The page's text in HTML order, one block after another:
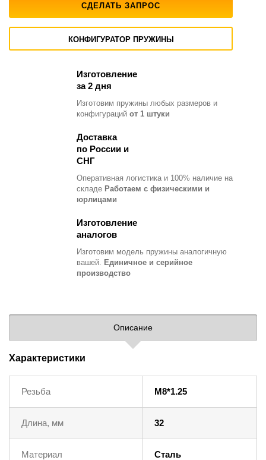
СДЕЛАТЬ ЗАПРОС
КОНФИГУРАТОР ПРУЖИНЫ
Изготовление
за 2 дня
Изготовим пружины любых размеров и
конфигураций от 1 штуки
Доставка
по России и
СНГ
Оперативная логистика и 100% наличие на
складе Работаем с физическими и
юрлицами
Изготовление
аналогов
Изготовим модель пружины аналогичную
вашей. Единичное и серийное
производство
Описание
Характеристики
Резьба M8*1.25
Длина, мм 32
Материал Сталь